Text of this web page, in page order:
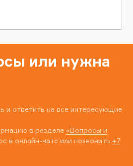
или нужна
и ответить на все интересующие
в разделе «Вопросы и
в онлайн-чате или позвонить +7